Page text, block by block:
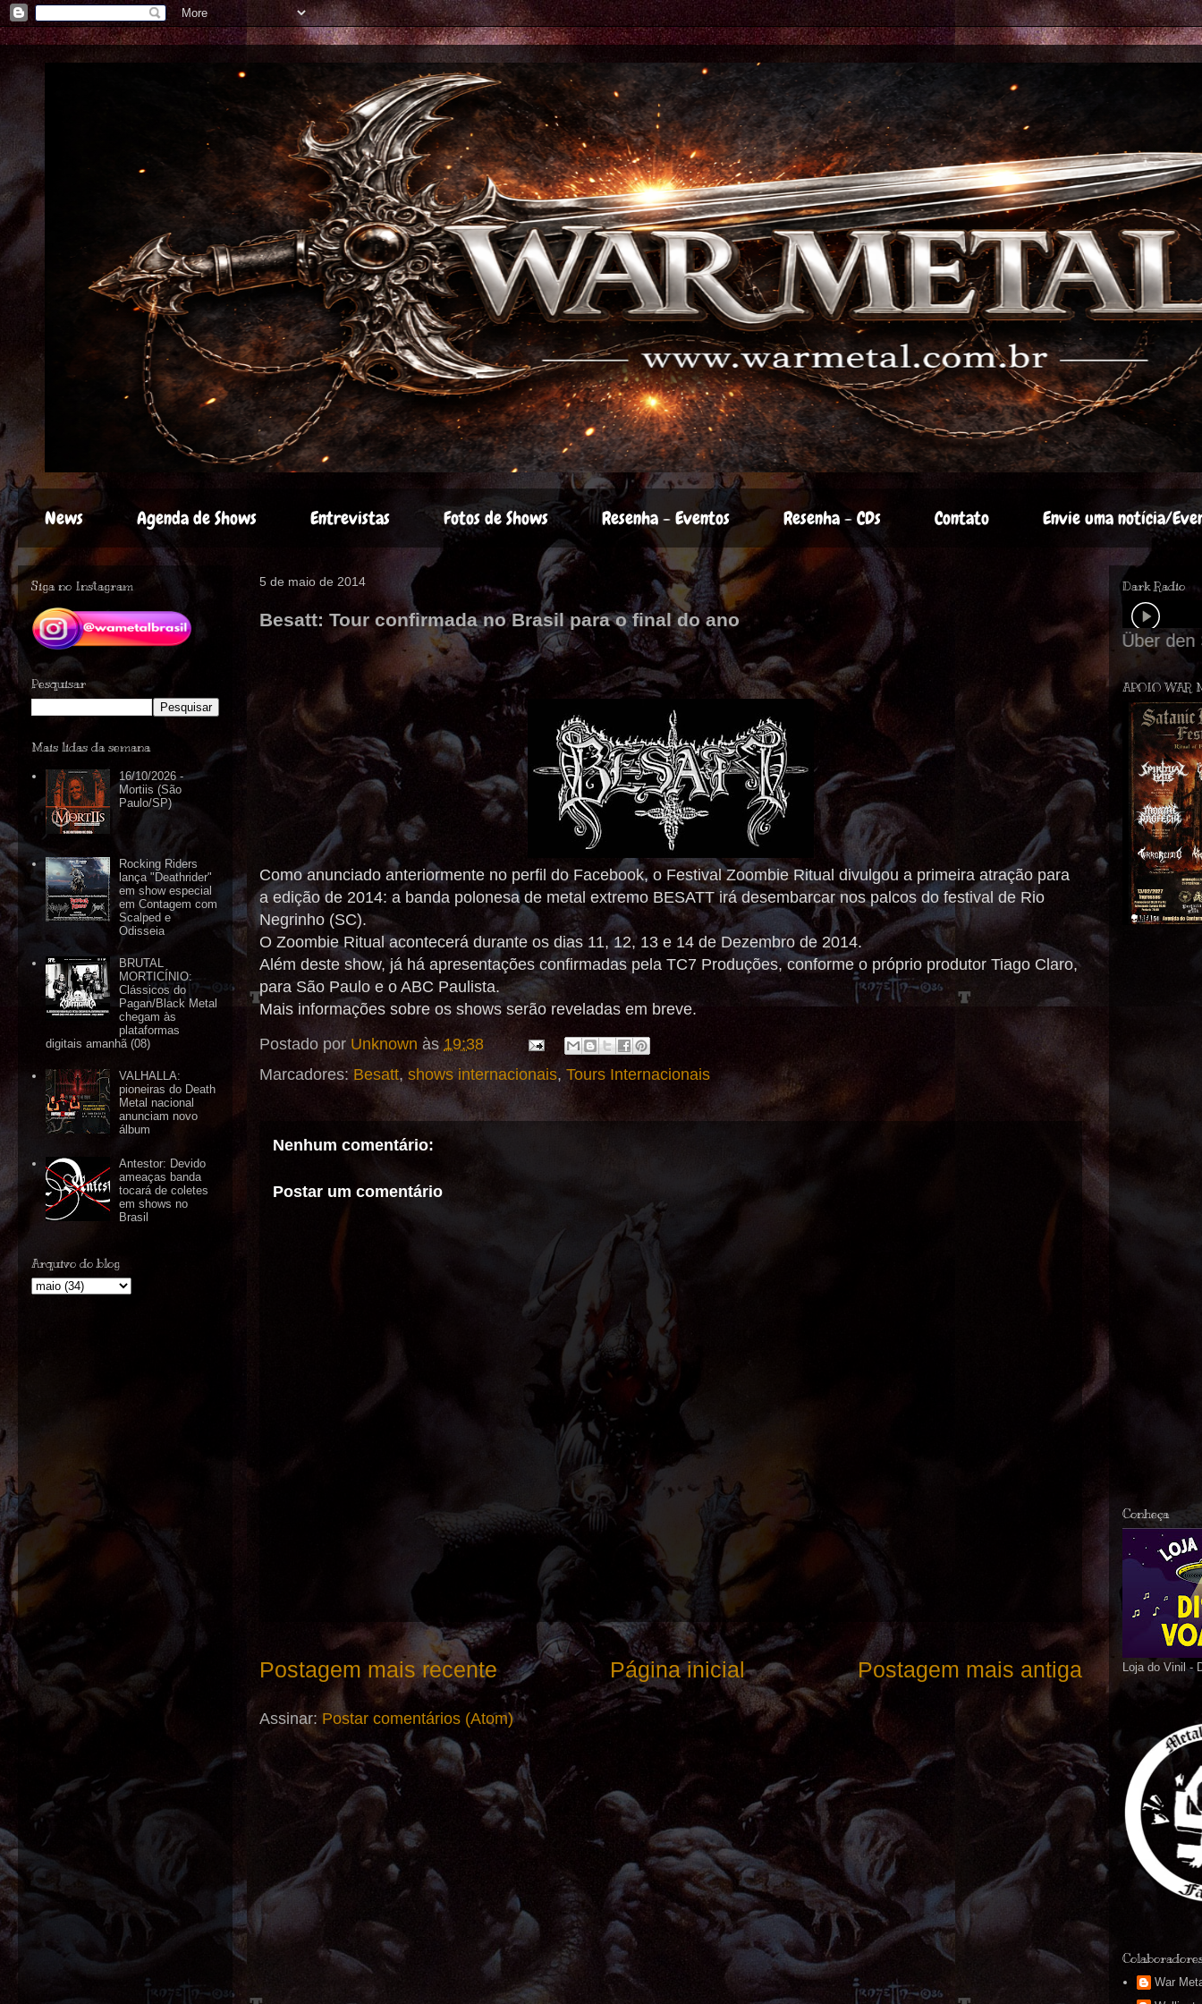
News Agenda de Shows Entrevistas Fotos de Shows Resenha - Eventos Resenha - CDs Contato Envie uma notícia/
5 de maio de 2014
Besatt: Tour confirmada no Brasil para o final do ano
Como anunciado anteriormente no perfil do Facebook, o Festival Zoombie Ritual divulgou a primeira atração para
a edição de 2014: a banda polonesa de metal extremo BESATT irá desembarcar nos palcos do festival de Rio
Negrinho (SC).
O Zoombie Ritual acontecerá durante os dias 11, 12, 13 e 14 de Dezembro de 2014.
Além deste show, já há apresentações confirmadas pela TC7 Produções, conforme o próprio produtor Tiago Claro,
para São Paulo e o ABC Paulista.
Mais informações sobre os shows serão reveladas em breve.
Postado por Unknown às19:38
Marcadores: Besatt, shows internacionais, Tours Internacionais
Nenhum comentário:
Postar um comentário
Postagem mais recente Postagem mais antiga
Página inicial
Assinar: Postar comentários (Atom)
Siga no Instagram
Pesquisar
Mais lidas da semana
16/10/2026 -
Mortiis (São
Paulo/SP)
Rocking Riders
lança "Deathrider"
em show especial
em Contagem com
Scalped e
Odisseia
BRUTAL
MORTICÍNIO:
Clássicos do
Pagan/Black Metal
chegam às
plataformas
digitais amanhã (08)
VALHALLA:
pioneiras do Death
Metal nacional
anunciam novo
álbum
Antestor: Devido
ameaças banda
tocará de coletes
em shows no
Brasil
Arquivo do blog
Dark Radio
APOIO WAR
Conheça
Loja do Vinil -
War